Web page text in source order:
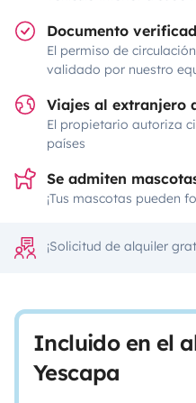
Documento
El permiso de
validado por nuestro
Viajes al extranjero
El propietario autoriza
países
Se admiten
¡Tus mascotas pueden
¡Solicitud de alquiler
Incluido en el
Yescapa